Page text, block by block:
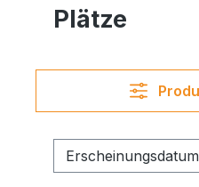
Plätze